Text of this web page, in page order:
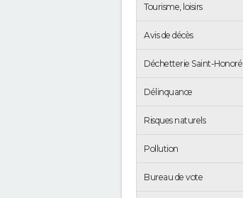
Tourisme, loisirs
Avis de décès
Déchetterie Saint-Honoré
Délinquance
Risques naturels
Pollution
Bureau de vote